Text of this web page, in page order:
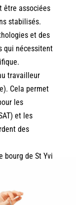
être associées
stabilisés.
et des
qui nécessitent
travailleur
Cela permet
les
et les
des
bourg de St Yvi